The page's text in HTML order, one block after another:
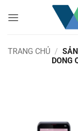
qua
TRANG CHỦ /
DONG